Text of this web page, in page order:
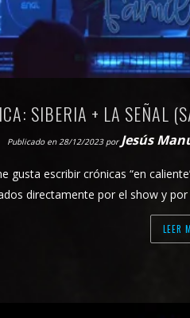
SIBERIA + LA SEÑAL
Publicado en 28/12/2023 por Jesús
gusta escribir crónicas “en
directamente por el show y
LEER